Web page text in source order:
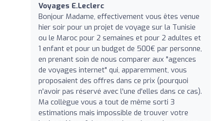
Voyages E.Leclerc
Bonjour Madame, effectivement vous êtes venue
hier soir pour un projet de voyage sur la Tunisie
ou le Maroc pour 2 semaines et pour 2 adultes et
1 enfant et pour un budget de 500€ par personne,
en prenant soin de nous comparer aux "agences
de voyages internet" qui, apparemment, vous
proposaient des offres dans ce prix (pourquoi
n'avoir pas réservé avec l'une d'elles dans ce cas).
Ma collègue vous a tout de même sorti 3
estimations mais impossible de trouver votre